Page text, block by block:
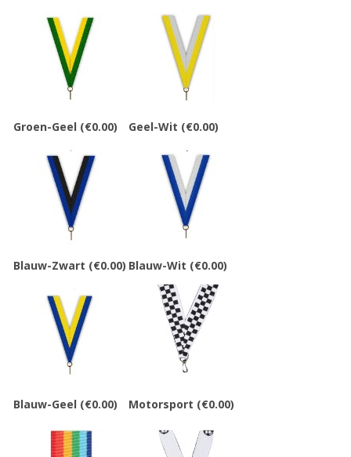
Groen-Geel (€0.00) Geel-Wit (€0.00)
Blauw-Zwart (€0.00) Blauw-Wit (€0.00)
Blauw-Geel (€0.00) Motorsport (€0.00)